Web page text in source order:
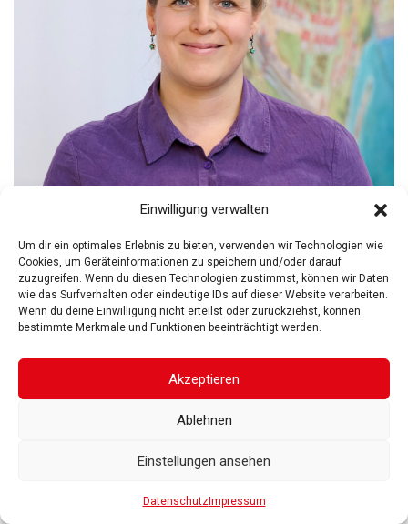
Einwilligung verwalten
Um dir ein optimales Erlebnis zu bieten, verwenden wir Technologien wie
Cookies, um Geräteinformationen zu speichern und/oder darauf
zuzugreifen. Wenn du diesen Technologien zustimmst, können wir Daten
wie das Surfverhalten oder eindeutige IDs auf dieser Website verarbeiten.
Wenn du deine Einwilligung nicht erteilst oder zurückziehst, können
bestimmte Merkmale und Funktionen beeinträchtigt werden.
Akzeptieren
Ablehnen
Einstellungen ansehen
DatenschutzImpressum
FREIBERUFLICHE GÄSTEFÜHRERIN
Maren Hyneck